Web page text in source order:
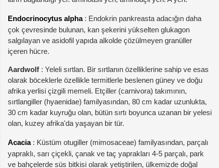
Endocrinocytus alpha: Endokrin pankreasta adacığın daha
çok çevresinde bulunan, kan şekerini yükselten glukagon
salgılayan ve asidofil yapıda alkolde çözülmeyen granüller
içeren hücre.
Aardwolf : Yeleli sırtlan. Bir sırtlanın özelliklerine sahip ve esas
olarak böceklerle özellikle termitlerle beslenen güney ve doğu
afrika yerlisi çizgili memeli. Etçiller (carnivora) takımının,
sırtlangiller (hyaenidae) familyasından, 80 cm kadar uzunlukta,
30 cm kadar kuyruğu olan, bütün sırtı boyunca uzanan bir yelesi
olan, kuzey afrika'da yaşayan bir tür.
Acacia: Küstüm otugiller (mimosaceae) familyasından, parçalı
yapraklı, sarı çiçekli, çanak ve taç yaprakları 4-5 parçalı, park
ve bahçelerde süs bitkisi olarak yetiştirilen, ülkemizde doğal